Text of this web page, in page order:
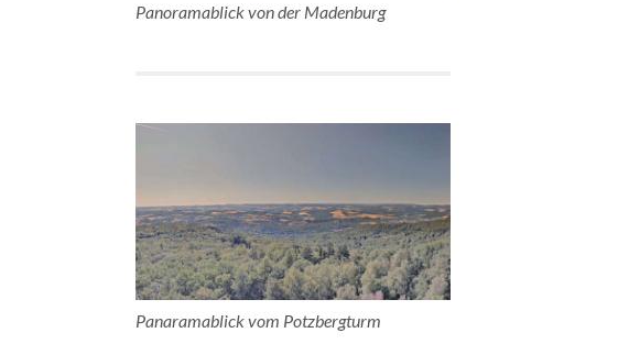
Panoramablick von der Madenburg
Panaramablick vom Potzbergturm